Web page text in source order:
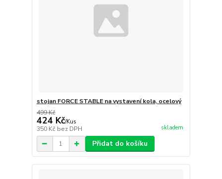
stojan FORCE STABLE na vystavení kola, ocelový
499 Kč
424 Kč/Kus
350 Kč bez DPH skladem
Přidat do košíku